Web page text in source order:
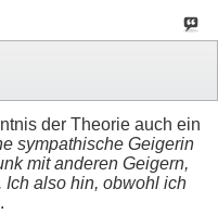
der Theorie auch ein
sympathische Geigerin
mit anderen Geigern,
Ich also hin, obwohl ich